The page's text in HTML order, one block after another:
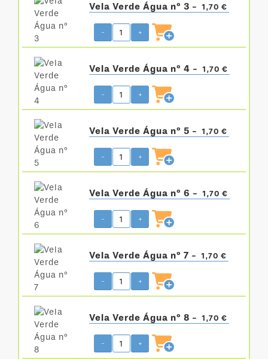
Vela Verde Água nº 3 - 1,70 €
- +
Vela Verde Água nº 4 - 1,70 €
- +
Vela Verde Água nº 5 - 1,70 €
- +
Vela Verde Água nº 6 - 1,70 €
- +
Vela Verde Água nº 7 - 1,70 €
- +
Vela Verde Água nº 8 - 1,70 €
- +